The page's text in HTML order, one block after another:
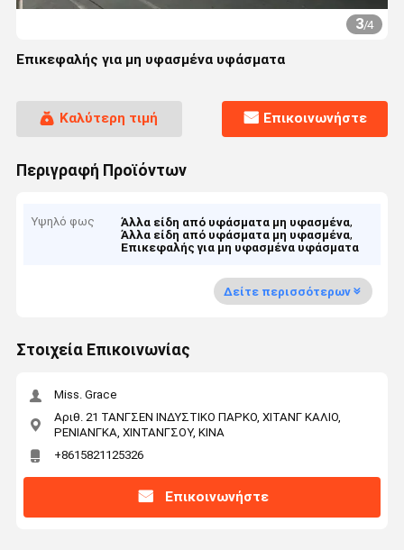
3/4
Επικεφαλής για μη υφασμένα υφάσματα
Καλύτερη τιμή Επικοινωνήστε
Περιγραφή Προϊόντων
Υψηλό φως Άλλα είδη από υφάσματα μη υφασμένα,
Άλλα είδη από υφάσματα μη υφασμένα,
Επικεφαλής για μη υφασμένα υφάσματα
Δείτε περισσότερων
Στοιχεία Επικοινωνίας
Miss. Grace
Αριθ. 21 ΤΑΝΓΣΕΝ ΙΝΔΥΣΤΙΚΟ ΠΑΡΚΟ, ΧΙΤΑΝΓ ΚΑΛΙΟ,
ΡΕΝΙΑΝΓΚΑ, ΧΙΝΤΑΝΓΣΟΥ, ΚΙΝΑ
+8615821125326
Επικοινωνήστε